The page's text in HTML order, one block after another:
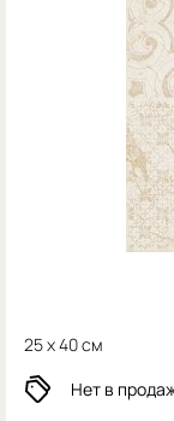
25 x 40 см
Нет в